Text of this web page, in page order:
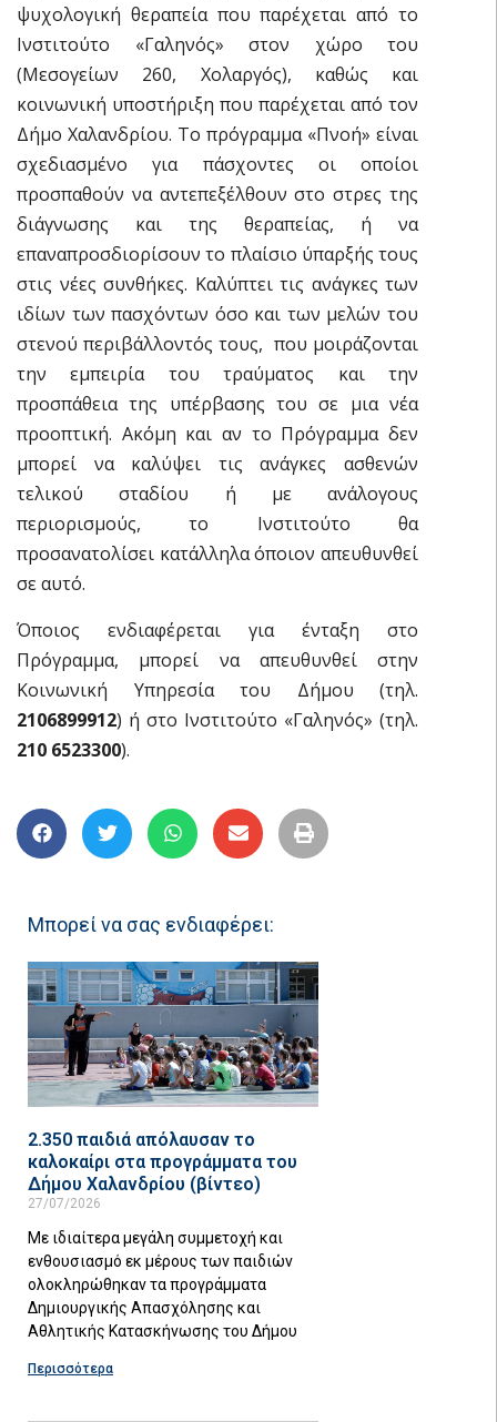
ψυχολογική θεραπεία που παρέχεται από το
Ινστιτούτο «Γαληνός» στον χώρο του
(Μεσογείων 260, Χολαργός), καθώς και
κοινωνική υποστήριξη που παρέχεται από τον
Δήμο Χαλανδρίου. Το πρόγραμμα «Πνοή» είναι
σχεδιασμένο για πάσχοντες οι οποίοι
προσπαθούν να αντεπεξέλθουν στο στρες της
διάγνωσης και της θεραπείας, ή να
επαναπροσδιορίσουν το πλαίσιο ύπαρξής τους
στις νέες συνθήκες. Καλύπτει τις ανάγκες των
ιδίων των πασχόντων όσο και των μελών του
στενού περιβάλλοντός τους, που μοιράζονται
την εμπειρία του τραύματος και την
προσπάθεια της υπέρβασης του σε μια νέα
προοπτική. Ακόμη και αν το Πρόγραμμα δεν
μπορεί να καλύψει τις ανάγκες ασθενών
τελικού σταδίου ή με ανάλογους
περιορισμούς, το Ινστιτούτο θα
προσανατολίσει κατάλληλα όποιον απευθυνθεί
σε αυτό.
Όποιος ενδιαφέρεται για ένταξη στο
Πρόγραμμα, μπορεί να απευθυνθεί στην
Κοινωνική Υπηρεσία του Δήμου (τηλ.
2106899912) ή στο Ινστιτούτο «Γαληνός» (τηλ.
210 6523300).
Μπορεί να σας ενδιαφέρει:
2.350 παιδιά απόλαυσαν το
καλοκαίρι στα προγράμματα του
Δήμου Χαλανδρίου (βίντεο)
27/07/2026
Με ιδιαίτερα μεγάλη συμμετοχή και
ενθουσιασμό εκ μέρους των παιδιών
ολοκληρώθηκαν τα προγράμματα
Δημιουργικής Απασχόλησης και
Αθλητικής Κατασκήνωσης του Δήμου
Περισσότερα